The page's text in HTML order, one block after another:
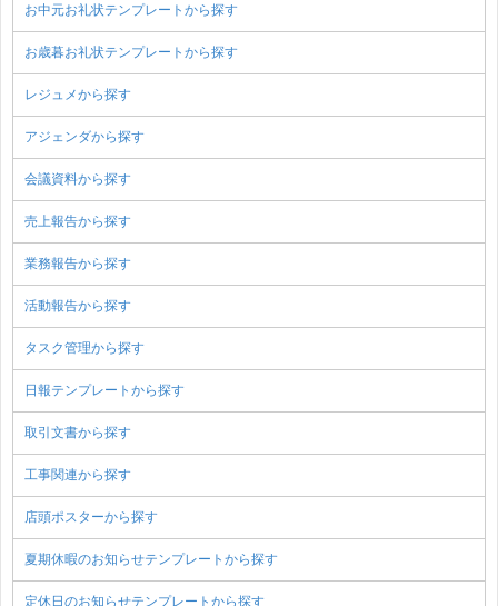
お中元お礼状テンプレートから探す
お歳暮お礼状テンプレートから探す
レジュメから探す
アジェンダから探す
会議資料から探す
売上報告から探す
業務報告から探す
活動報告から探す
タスク管理から探す
日報テンプレートから探す
取引文書から探す
工事関連から探す
店頭ポスターから探す
夏期休暇のお知らせテンプレートから探す
定休日のお知らせテンプレートから探す